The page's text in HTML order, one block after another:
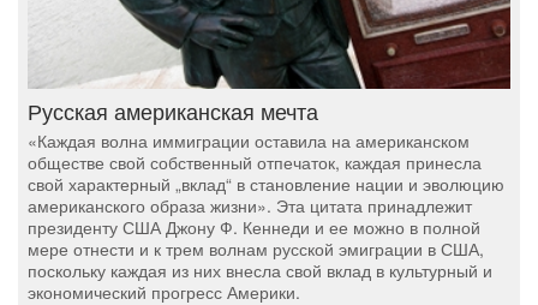
Русская американская мечта
«Каждая волна иммиграции оставила на американском
обществе свой собственный отпечаток, каждая принесла
свой характерный „вклад“ в становление нации и эволюцию
американского образа жизни». Эта цитата принадлежит
президенту США Джону Ф. Кеннеди и ее можно в полной
мере отнести и к трем волнам русской эмиграции в США,
поскольку каждая из них внесла свой вклад в культурный и
экономический прогресс Америки.